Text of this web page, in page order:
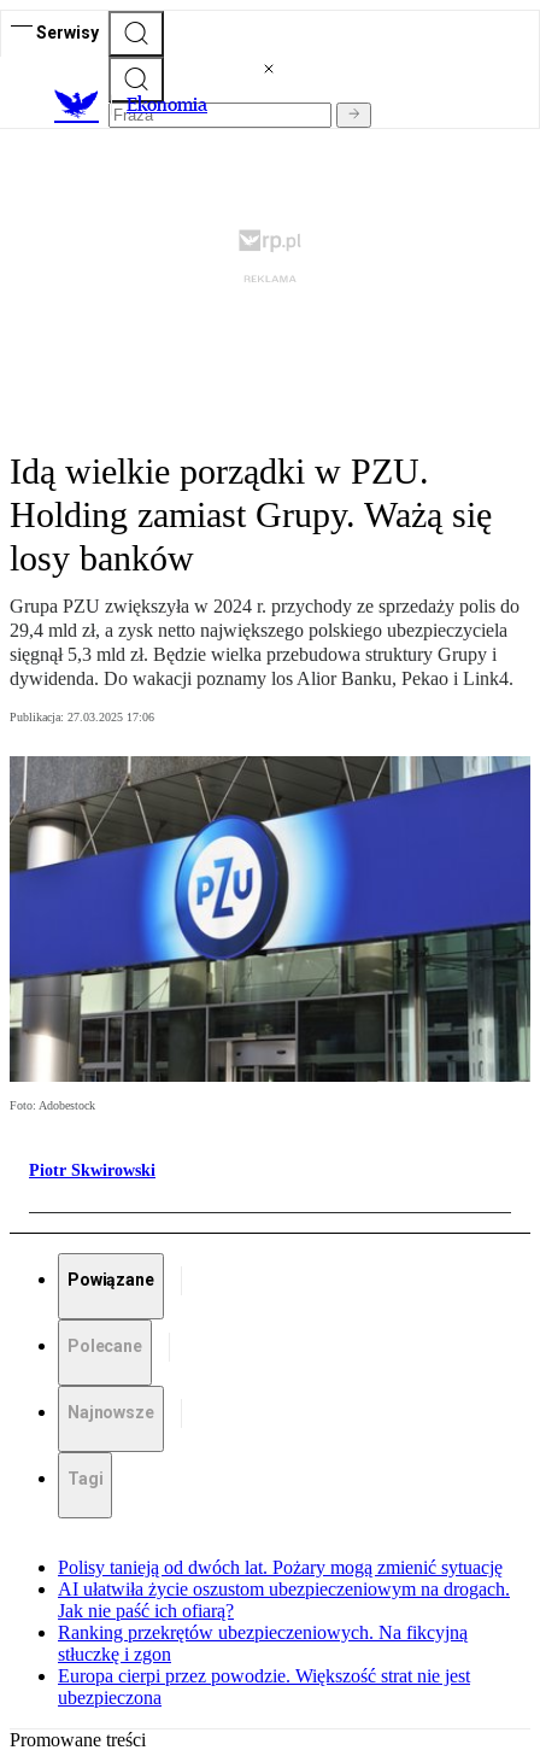
Serwisy
Ekonomia
Idą wielkie porządki w PZU.
Holding zamiast Grupy. Ważą się
losy banków
Grupa PZU zwiększyła w 2024 r. przychody ze sprzedaży polis do
29,4 mld zł, a zysk netto największego polskiego ubezpieczyciela
sięgnął 5,3 mld zł. Będzie wielka przebudowa struktury Grupy i
dywidenda. Do wakacji poznamy los Alior Banku, Pekao i Link4.
Publikacja: 27.03.2025 17:06
Foto: Adobestock
Piotr Skwirowski
Powiązane
Polecane
Najnowsze
Tagi
Polisy tanieją od dwóch lat. Pożary mogą zmienić sytuację
AI ułatwiła życie oszustom ubezpieczeniowym na drogach.
Jak nie paść ich ofiarą?
Ranking przekrętów ubezpieczeniowych. Na fikcyjną
stłuczkę i zgon
Europa cierpi przez powodzie. Większość strat nie jest
ubezpieczona
Promowane treści